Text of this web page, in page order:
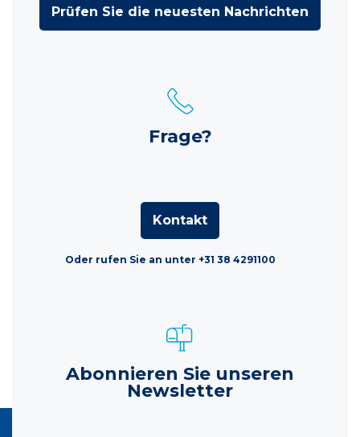
Prüfen Sie die neuesten Nachrichten
Frage?
Kontakt
Oder rufen Sie an unter +31 38 4291100
Abonnieren Sie unseren
Newsletter